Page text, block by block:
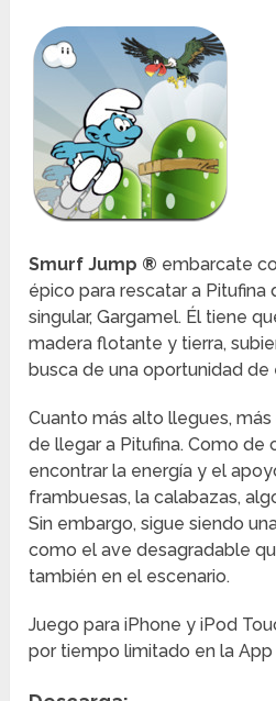
Smurf Jump ® embarcate
épico para rescatar a Pitufina
singular, Gargamel. Él tiene
madera flotante y tierra,
busca de una oportunidad de
Cuanto más alto llegues,
de llegar a Pitufina. Como de
encontrar la energía y el
frambuesas, la calabazas,
Sin embargo, sigue siendo
como el ave desagradable
también en el escenario.
Juego para iPhone y iPod
por tiempo limitado en la App